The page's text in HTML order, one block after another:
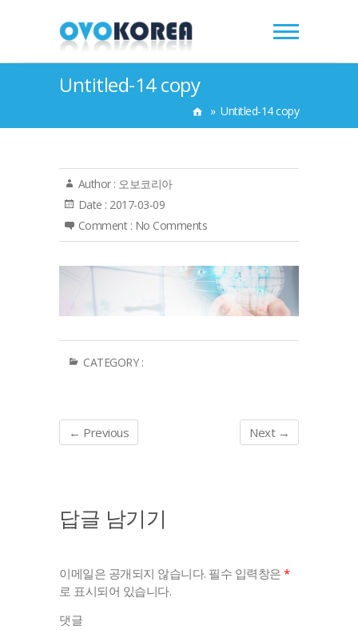
Untitled-14 copy
» Untitled-14 copy
Author : 오보코리아
Date : 2017-03-09
Comment : No Comments
CATEGORY :
← Previous Next →
답글 남기기
이메일은 공개되지 않습니다. 필수 입력창은 *
로 표시되어 있습니다.
댓글